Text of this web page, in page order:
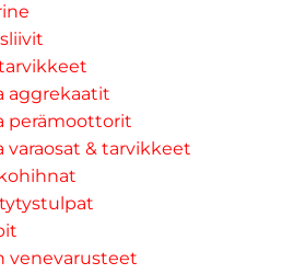
aggrekaatit
perämoottorit
varaosat & tarvikkeet
venevarusteet